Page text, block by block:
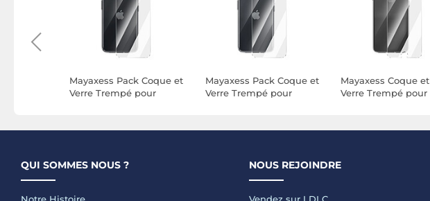
Mayaxess Pack Coque et
Verre Trempé pour
Transparent
Mayaxess Pack Coque et
Verre Trempé pour
rayures Transparent
Mayaxess Coque et
Verre Trempé pour
Transparent
QUI SOMMES NOUS ? NOUS REJOINDRE